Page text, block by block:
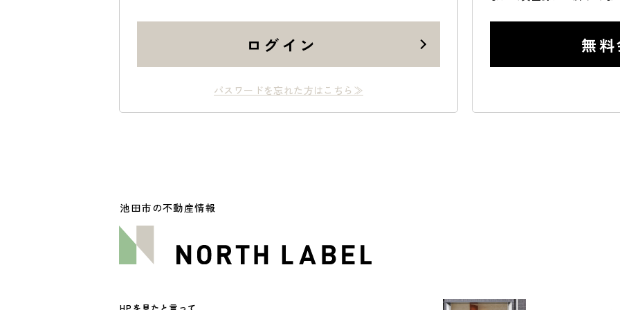
ログイン
パスワードを忘れた方はこちら≫
無
池田市の不動産情報
HPを見たと言って